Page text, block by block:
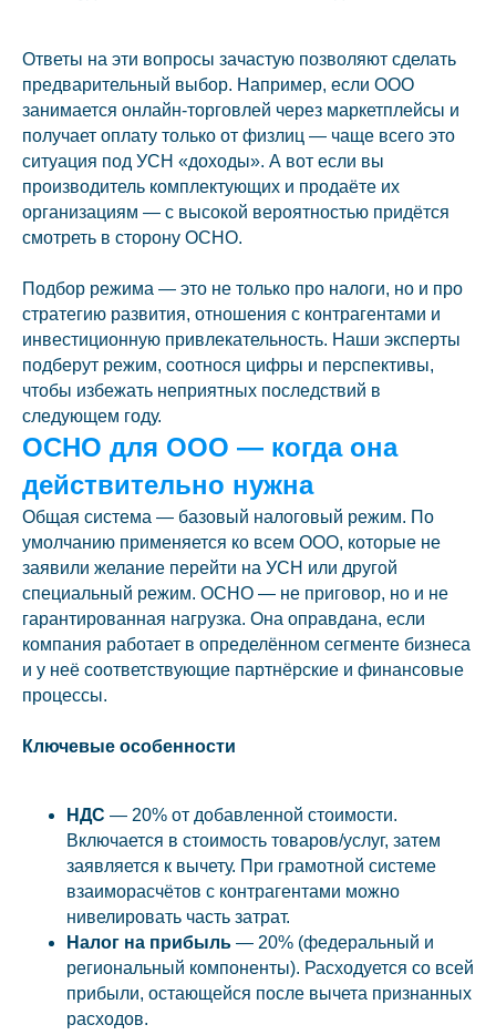
Ответы на эти вопросы зачастую позволяют сделать
предварительный выбор. Например, если ООО
занимается онлайн-торговлей через маркетплейсы и
получает оплату только от физлиц — чаще всего это
ситуация под УСН «доходы». А вот если вы
производитель комплектующих и продаёте их
организациям — с высокой вероятностью придётся
смотреть в сторону ОСНО.
Подбор режима — это не только про налоги, но и про
стратегию развития, отношения с контрагентами и
инвестиционную привлекательность. Наши эксперты
подберут режим, соотнося цифры и перспективы,
чтобы избежать неприятных последствий в
следующем году.
ОСНО для ООО — когда она
действительно нужна
Общая система — базовый налоговый режим. По
умолчанию применяется ко всем ООО, которые не
заявили желание перейти на УСН или другой
специальный режим. ОСНО — не приговор, но и не
гарантированная нагрузка. Она оправдана, если
компания работает в определённом сегменте бизнеса
и у неё соответствующие партнёрские и финансовые
процессы.
Ключевые особенности
НДС — 20% от добавленной стоимости.
Включается в стоимость товаров/услуг, затем
заявляется к вычету. При грамотной системе
взаиморасчётов с контрагентами можно
нивелировать часть затрат.
Налог на прибыль — 20% (федеральный и
региональный компоненты). Расходуется со всей
прибыли, остающейся после вычета признанных
расходов.